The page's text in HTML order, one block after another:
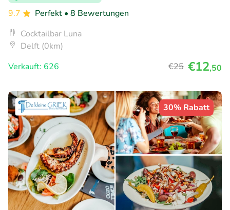
9.7
Perfekt • 8 Bewertungen
Cocktailbar Luna
Delft (0km)
Verkauft: 626
€25 €12,50
30% Rabatt